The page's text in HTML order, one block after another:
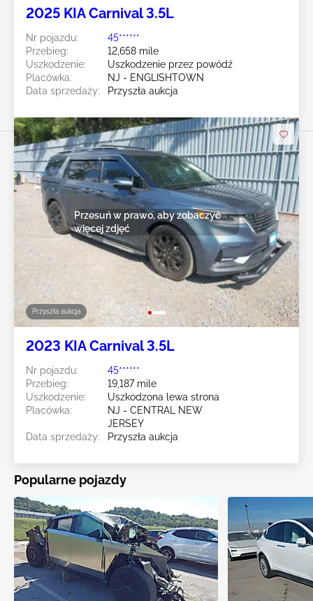
2025 KIA Carnival 3.5L
Nr pojazdu:
45******
Przebieg:
12,658 mile
Uszkodzenie:
Uszkodzenie przez powódź
Placówka:
NJ - ENGLISHTOWN
Data sprzedaży:
Przyszła aukcja
Przyszła aukcja
Przesuń w prawo, aby zobaczyć
więcej zdjęć
2023 KIA Carnival 3.5L
Nr pojazdu:
45******
Przebieg:
19,187 mile
Uszkodzenie:
Uszkodzona lewa strona
Placówka:
NJ - CENTRAL NEW
JERSEY
Data sprzedaży:
Przyszła aukcja
Popularne pojazdy